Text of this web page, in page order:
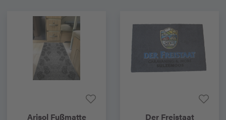
Arisol Fußmatte
Der Freistaat